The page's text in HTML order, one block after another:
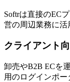
Softrは直接のEC
営の周辺業務に活
クライアント
卸売やB2B ECを
用のログインポー